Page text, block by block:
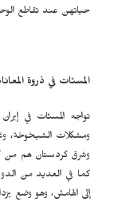
حياتهن عند تقاطع
المسنّات في ذروة
تواجه المسنّات في
وشرق كردستان هم من
كما في العديد من
إلى الهامش، وهو وضع